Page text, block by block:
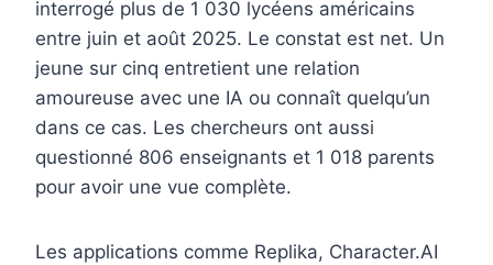
interrogé plus de 1 030 lycéens américains
entre juin et août 2025. Le constat est net. Un
jeune sur cinq entretient une relation
amoureuse avec une IA ou connaît quelqu’un
dans ce cas. Les chercheurs ont aussi
questionné 806 enseignants et 1 018 parents
pour avoir une vue complète.
Les applications comme Replika, Character.AI